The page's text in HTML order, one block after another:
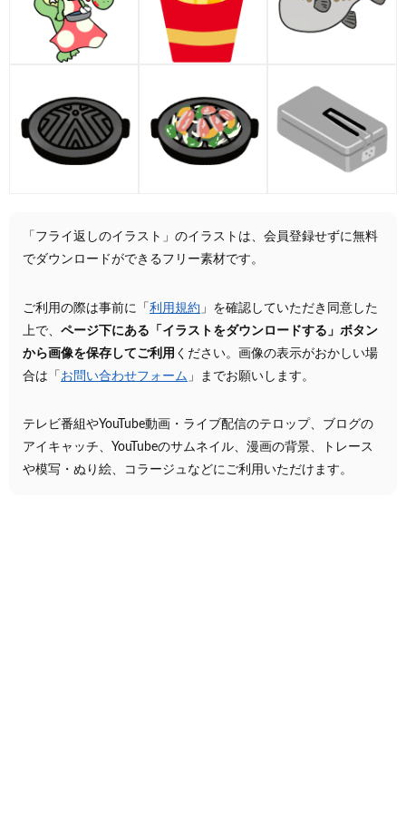
「フライ返しのイラスト」のイラストは、会員登録せずに無料
でダウンロードができるフリー素材です。
ご利用の際は事前に「 利用規約 」を確認していただき同意した
上で、 ページ下にある「イラストをダウンロードする」ボタン
から画像を保存してご利用 ください。画像の表示がおかしい場
合は「 お問い合わせフォーム 」までお願いします。
テレビ番組やYouTube動画・ライブ配信のテロップ、ブログの
アイキャッチ、YouTubeのサムネイル、漫画の背景、トレース
や模写・ぬり絵、コラージュなどにご利用いただけます。